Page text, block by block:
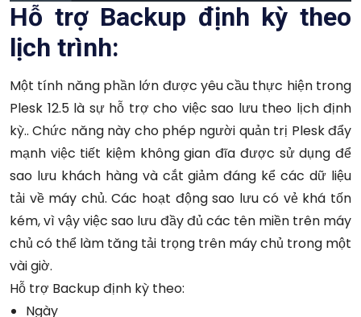
Hỗ trợ Backup định kỳ theo
lịch trình:
Một tính năng phần lớn được yêu cầu thực hiện trong
Plesk 12.5 là sự hỗ trợ cho việc sao lưu theo lịch định
kỳ.. Chức năng này cho phép người quản trị Plesk đẩy
mạnh việc tiết kiệm không gian đĩa được sử dụng để
sao lưu khách hàng và cắt giảm đáng kể các dữ liệu
tải về máy chủ. Các hoạt động sao lưu có vẻ khá tốn
kém, vì vậy việc sao lưu đầy đủ các tên miền trên máy
chủ có thể làm tăng tải trọng trên máy chủ trong một
vài giờ.
Hỗ trợ Backup định kỳ theo:
Ngày